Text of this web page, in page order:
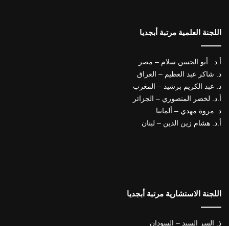
اللجنة العلمية مرتبة أبجديا
أ.د . أبو الحسن سلام – مصر
د. شاكر عبد العظيم – العراق
د. عبد الكريم برشيد – المغرب
أ.د. لخضر المنصوري – الجزائر
د. مروة مهدي – ألمانيا
أ.د. هشام زين الدين – لبنان
اللجنة الاستشارية مرتبة أبجديا
ذ. السر السيد – السودان